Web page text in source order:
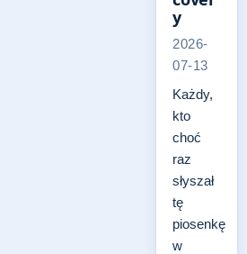
y
2026-
07-13
Każdy,
kto
choć
raz
słyszał
tę
piosenkę
w